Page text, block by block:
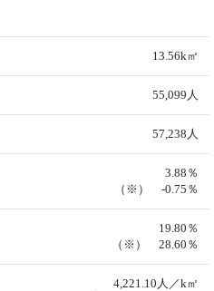
13.56k㎡
55,099人
57,238人
3.88％
（※） -0.75％
19.80％
（※） 28.60％
4,221.10人／k㎡